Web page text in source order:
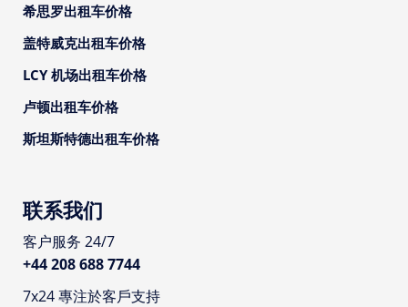
希思罗出租车价格
盖特威克出租车价格
LCY 机场出租车价格
卢顿出租车价格
斯坦斯特德出租车价格
联系我们
客户服务 24/7
+44 208 688 7744
7x24 專注於客戶支持